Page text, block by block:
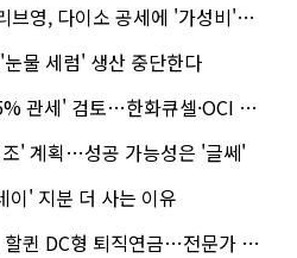
, 다이소 공세에 '가성비'로 맞불
눈물 세럼' 생산 중단한다
세' 검토…한화큐셀·OCI 영향은?
' 계획…성공 가능성은 '글쎄'
이' 지분 더 사는 이유
DC형 퇴직연금…전문가 조언은